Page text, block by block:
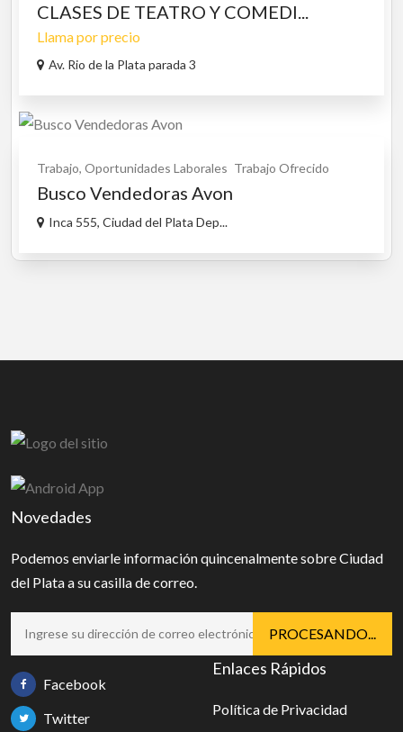
CLASES DE TEATRO Y COMEDI...
Llama por precio
Av. Rio de la Plata parada 3
Trabajo, Oportunidades Laborales Trabajo Ofrecido
Busco Vendedoras Avon
Inca 555, Ciudad del Plata Dep...
Novedades
Podemos enviarle información quincenalmente sobre Ciudad
del Plata a su casilla de correo.
Facebook
Twitter
Enlaces Rápidos
Política de Privacidad